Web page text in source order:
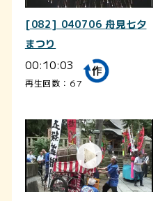
[082] 040706 舟見七夕
まつり
00:10:03
再生回数：67